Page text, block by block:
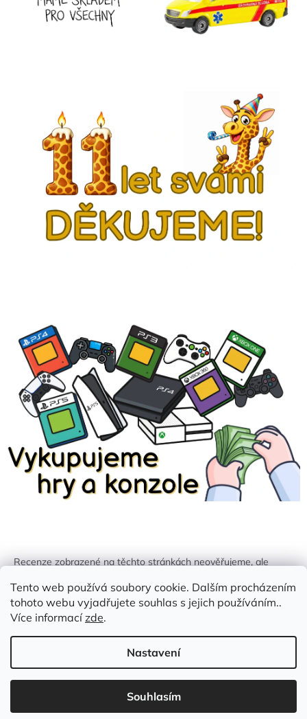
Tento web používá soubory cookie. Dalším procházením
tohoto webu vyjadřujete souhlas s jejich používáním..
Více informacízde.
Nastavení
Souhlasím
Recenze zobrazené na těchto stránkách neověřujeme, ale
identifikován.
Vytvořil Shoptet
Zlatá Žirafa. Všechna práva vyhrazena.